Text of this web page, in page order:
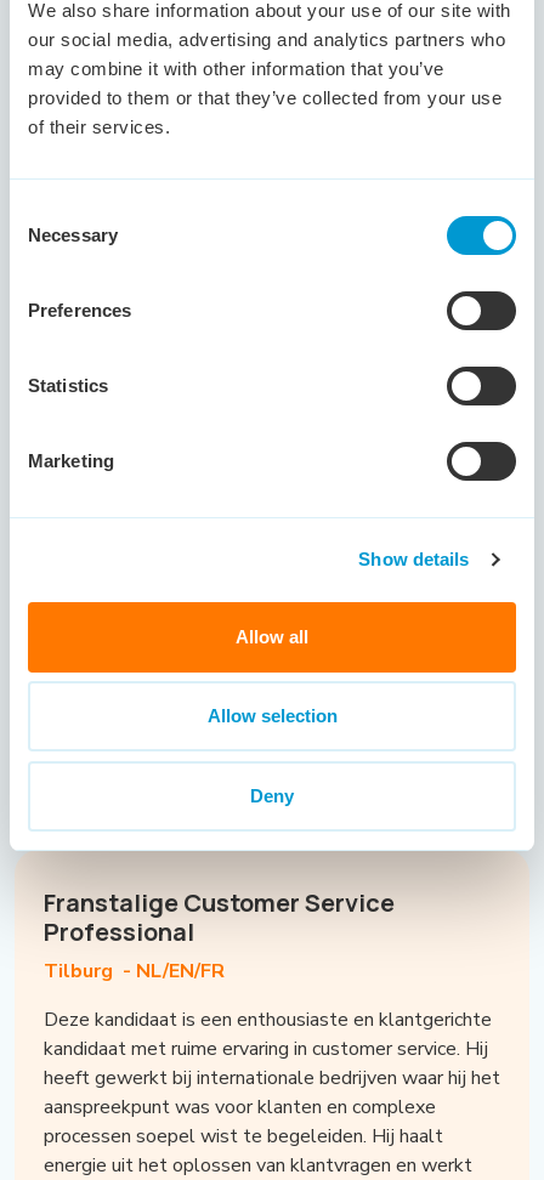
We also share information about your use of our site with
our social media, advertising and analytics partners who
may combine it with other information that you’ve
provided to them or that they’ve collected from your use
of their services.
Selection
Necessary
Preferences
Statistics
Marketing
Show details
Allow all
Allow selection
Deny
heeft ze het bedrijf verlaten omdat het minder goed
ging met het bedrijf. Klantvriendelijkheid, planning &
organisatie, behulpzaamheid naar collega's,
servicegerichtheid zijn competenties die haar typeren.
Meertalige kandidaat met ervaring in
technische sector
ervaring met het volledige order-to-cashproces.
commerciële inzicht en proactieve aanpak weet hij de
klanttevredenheid hoog te houden en tegelijkertijd
kansen te signaleren die van toegevoegde waarde
Hij is voornamelijk werkzaam geweest binnen de
technische sector. Daarnaast spreekt hij drie talen:
Nederlands, Engels en Duits. Openheid en eerlijkheid
de communicatie met klanten weet uit te dragen.
Momenteel is hij op zoek naar een nieuwe en
uitdagende functie als Inside Sales Medewerker bij
Franstalige Customer Service
Professional
Tilburg - NL/EN/FR
Deze kandidaat is een enthousiaste en klantgerichte
kandidaat met ruime ervaring in customer service. Hij
heeft gewerkt bij internationale bedrijven waar hij het
aanspreekpunt was voor klanten en complexe
processen soepel wist te begeleiden. Hij haalt
energie uit het oplossen van klantvragen en werkt